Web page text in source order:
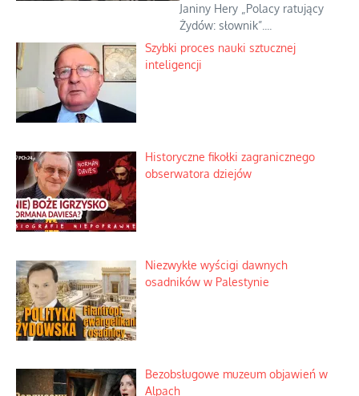
Janiny Hery „Polacy ratujący
Żydów: słownik”....
Szybki proces nauki sztucznej
inteligencji
Historyczne fikołki zagranicznego
obserwatora dziejów
Niezwykłe wyścigi dawnych
osadników w Palestynie
Bezobsługowe muzeum objawień w
Alpach